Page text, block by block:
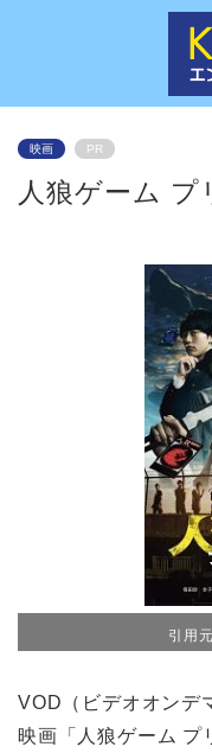
映画 PR
人狼ゲーム プ
引用
VOD（ビデオオンデ
映画「人狼ゲーム プ